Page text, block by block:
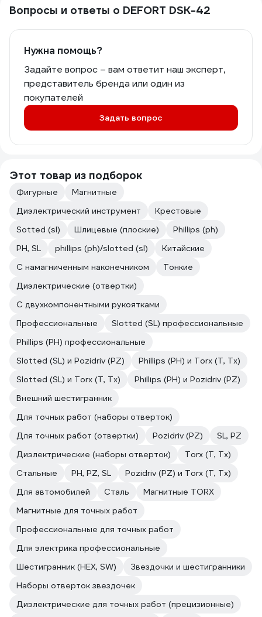
Вопросы и ответы о DEFORT DSK-42
Нужна помощь?
Задайте вопрос – вам ответит наш эксперт,
представитель бренда или один из
покупателей
Задать вопрос
Этот товар из подборок
Фигурные
Магнитные
Диэлектрический инструмент
Крестовые
Sotted (sl)
Шлицевые (плоские)
Phillips (ph)
PH, SL
phillips (ph)/slotted (sl)
Китайские
C намагниченным наконечником
Тонкие
Диэлектрические (отвертки)
С двухкомпонентными рукоятками
Профессиональные
Slotted (SL) профессиональные
Phillips (PH) профессиональные
Slotted (SL) и Pozidriv (PZ)
Phillips (PH) и Torx (T, Tx)
Slotted (SL) и Torx (T, Tx)
Phillips (PH) и Pozidriv (PZ)
Внешний шестигранник
Для точных работ (наборы отверток)
Для точных работ (отвертки)
Pozidriv (PZ)
SL, PZ
Диэлектрические (наборы отверток)
Torx (T, Tx)
Стальные
PH, PZ, SL
Pozidriv (PZ) и Torx (T, Tx)
Для автомобилей
Сталь
Магнитные TORX
Магнитные для точных работ
Профессиональные для точных работ
Для электрика профессиональные
Шестигранник (HEX, SW)
Звездочки и шестигранники
Наборы отверток звездочек
Диэлектрические для точных работ (прецизионные)